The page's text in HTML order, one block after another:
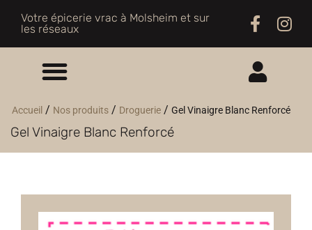
Votre épicerie vrac à Molsheim et sur
les réseaux
ME CONNECTER
Accueil / Nos produits / Droguerie / Gel Vinaigre Blanc Renforcé
Gel Vinaigre Blanc Renforcé